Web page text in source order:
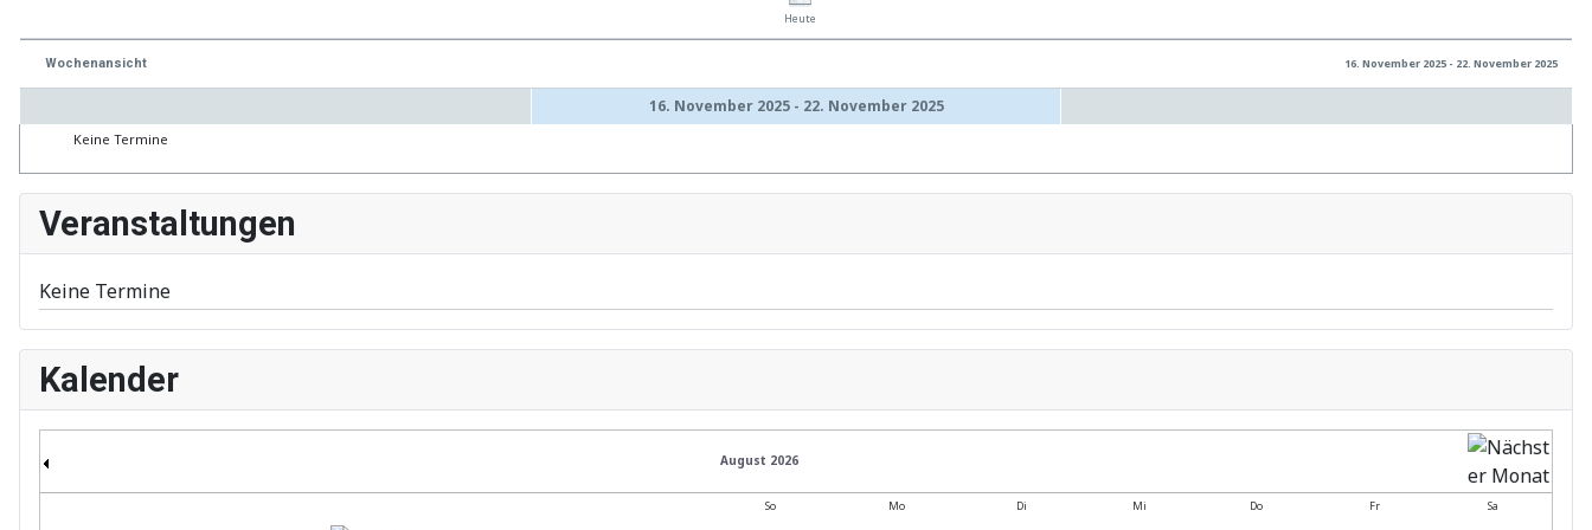
Heute
Wochenansicht 16. November 2025 - 22. November 2025
16. November 2025 - 22. November 2025
Keine Termine
Veranstaltungen
Keine Termine
Kalender
August 2026
So Mo Di Mi Do Fr Sa